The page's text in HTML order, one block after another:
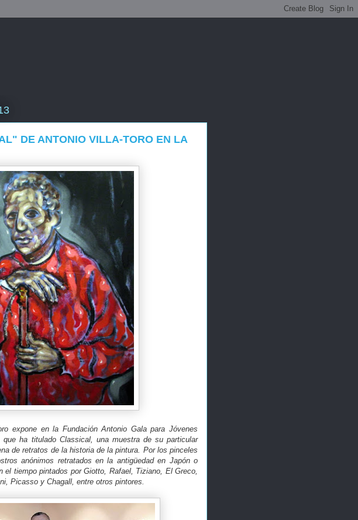
DE ANTONIO VILLA-TORO EN LA
expone en la Fundación Antonio Gala para Jóvenes
ha titulado Classical, una muestra de su particular
de retratos de la historia de la pintura. Por los pinceles
anónimos retratados en la antigüedad en Japón o
el tiempo pintados por Giotto, Rafael, Tiziano, El Greco,
Picasso y Chagall, entre otros pintores.